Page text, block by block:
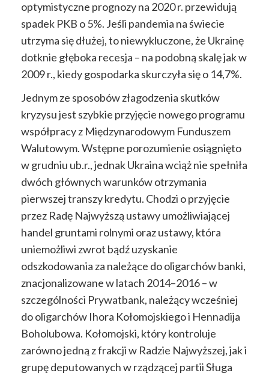
optymistyczne prognozy na 2020 r. przewidują
spadek PKB o 5%. Jeśli pandemia na świecie
utrzyma się dłużej, to niewykluczone, że Ukrainę
dotknie głęboka recesja – na podobną skalę jak w
2009 r., kiedy gospodarka skurczyła się o 14,7%.
Jednym ze sposobów złagodzenia skutków
kryzysu jest szybkie przyjęcie nowego programu
współpracy z Międzynarodowym Funduszem
Walutowym. Wstępne porozumienie osiągnięto
w grudniu ub.r., jednak Ukraina wciąż nie spełniła
dwóch głównych warunków otrzymania
pierwszej transzy kredytu. Chodzi o przyjęcie
przez Radę Najwyższą ustawy umożliwiającej
handel gruntami rolnymi oraz ustawy, która
uniemożliwi zwrot bądź uzyskanie
odszkodowania za należące do oligarchów banki,
znacjonalizowane w latach 2014–2016 – w
szczególności Prywatbank, należący wcześniej
do oligarchów Ihora Kołomojskiego i Hennadija
Boholubowa. Kołomojski, który kontroluje
zarówno jedną z frakcji w Radzie Najwyższej, jak i
grupę deputowanych w rządzącej partii Sługa